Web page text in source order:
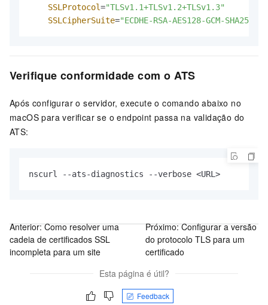
SSLProtocol="TLSv1.1+TLSv1.2+TLSv1.3"
SSLCipherSuite="ECDHE-RSA-AES128-GCM-
Verifique conformidade com o ATS
Após configurar o servidor, execute o comando abaixo no
macOS para verificar se o endpoint passa na validação do
ATS:
nscurl --ats-diagnostics --verbose <URL>
Anterior:Como resolver uma
cadeia de certificados SSL
incompleta para um site
Próximo:Configurar a versão
do protocolo TLS para um
certificado
Esta página é útil?
Feedback